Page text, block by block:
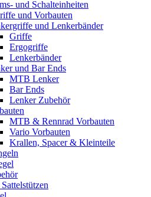
und Schalteinheiten
und Vorbauten
und Lenkerbänder
Griffe
Ergogriffe
Lenkerbänder
und Bar Ends
MTB Lenker
Bar Ends
Lenker Zubehör
MTB & Rennrad Vorbauten
Vario Vorbauten
Krallen, Spacer & Kleinteile